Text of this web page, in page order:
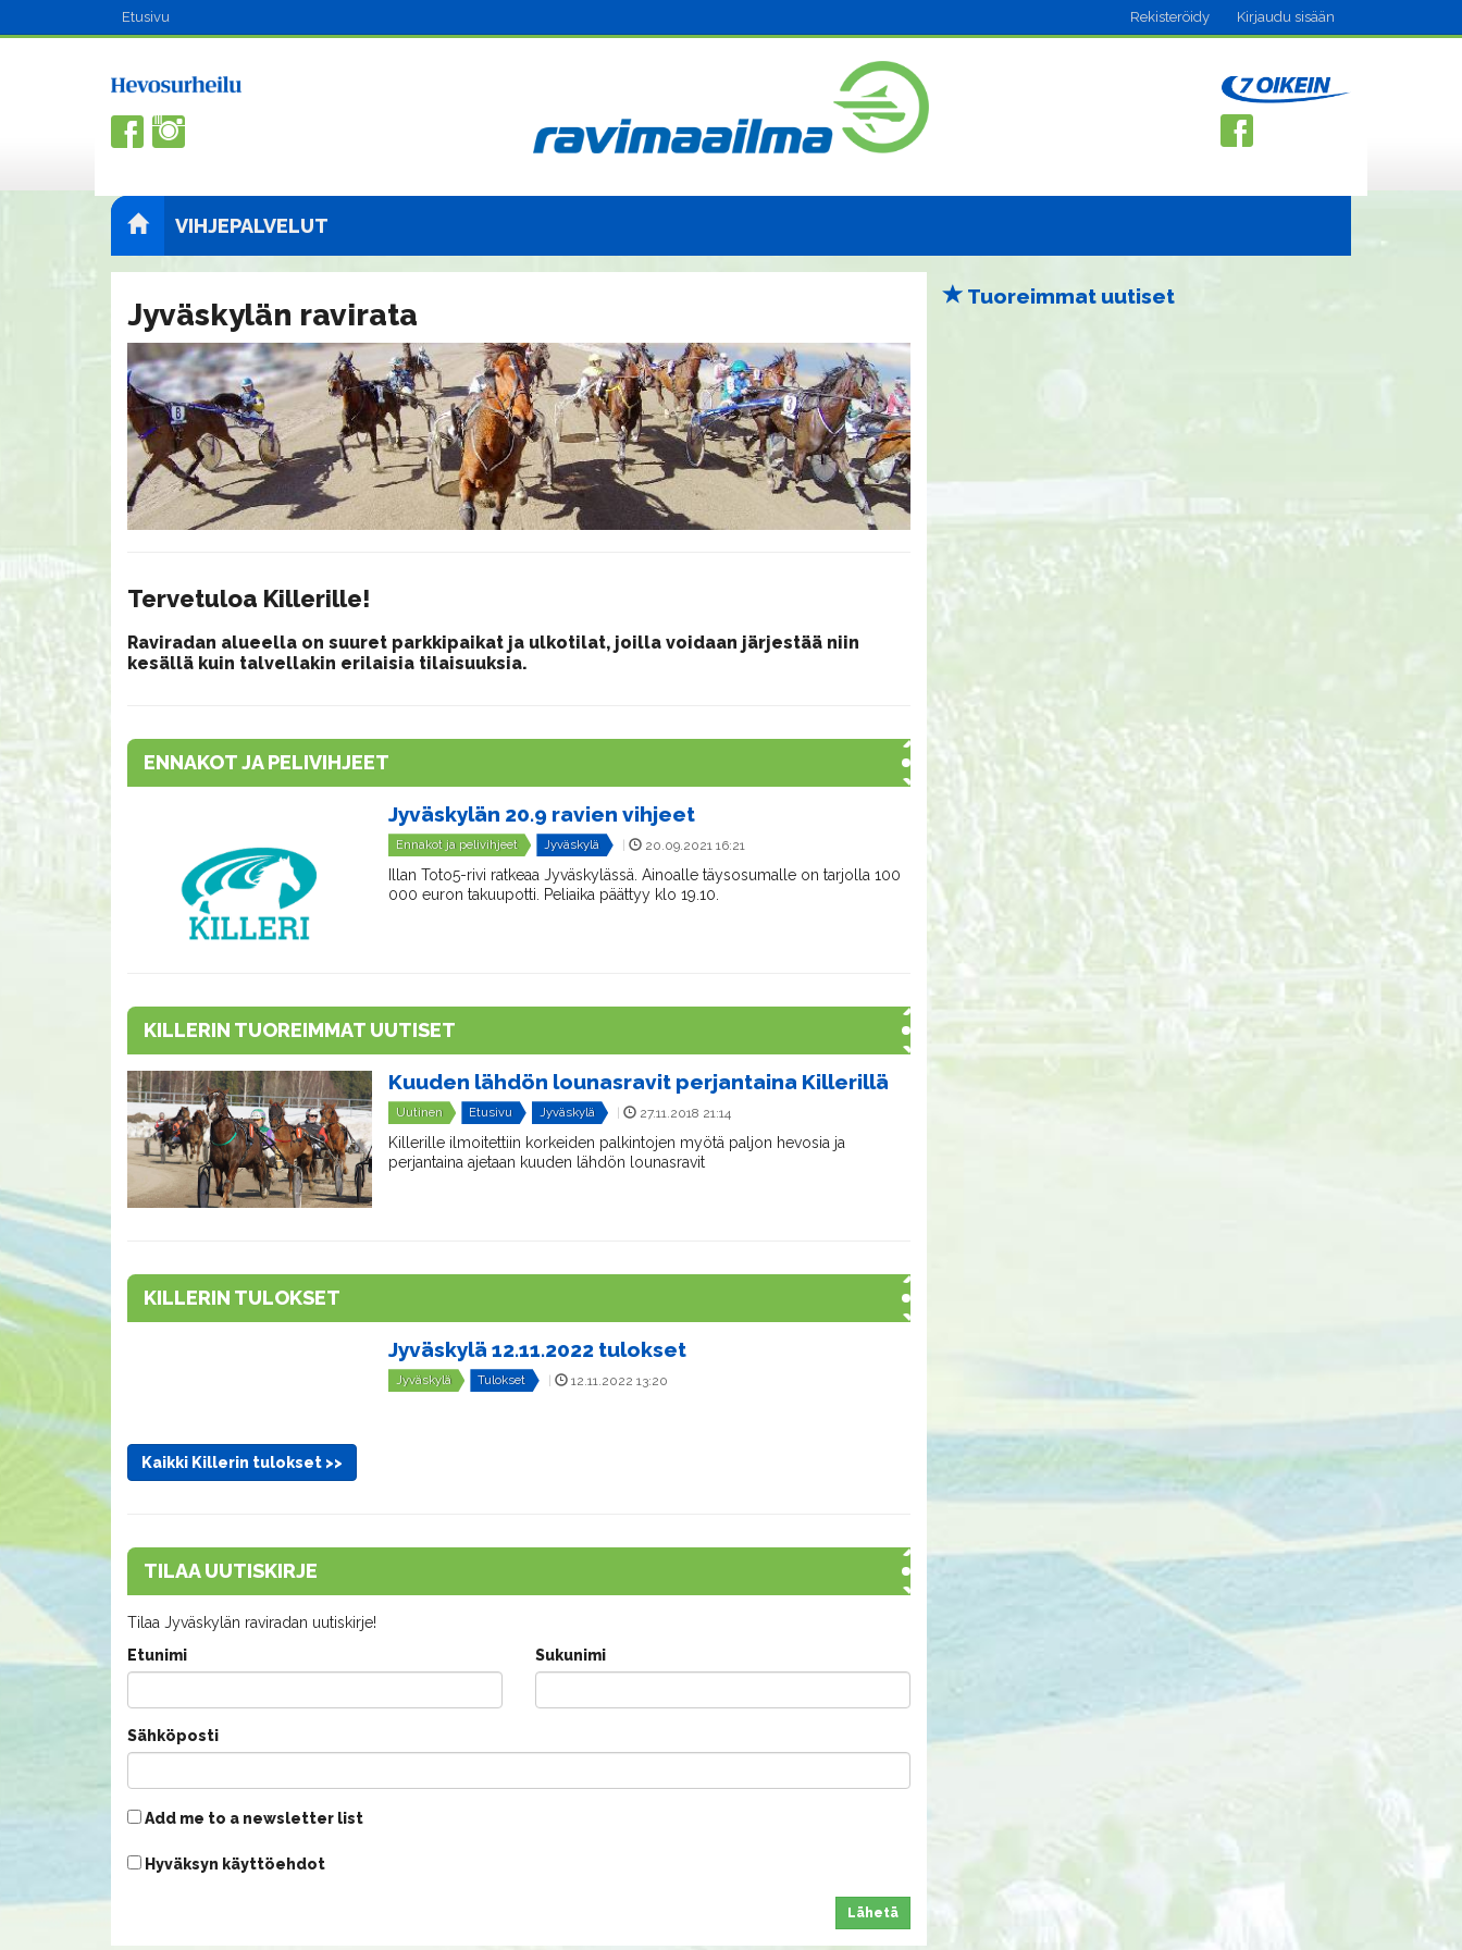
Etusivu Rekisteröidy Kirjaudu sisään
VIHJEPALVELUT
Jyväskylän ravirata
Tervetuloa Killerille!
Raviradan alueella on suuret parkkipaikat ja ulkotilat, joilla voidaan järjestää niin
kesällä kuin talvellakin erilaisia tilaisuuksia.
ENNAKOT JA PELIVIHJEET
Jyväskylän 20.9 ravien vihjeet
Ennakot ja pelivihjeet Jyväskylä 20.09.2021 16:21
Illan Toto5-rivi ratkeaa Jyväskylässä. Ainoalle täysosumalle on tarjolla 100
000 euron takuupotti. Peliaika päättyy klo 19.10.
KILLERIN TUOREIMMAT UUTISET
Kuuden lähdön lounasravit perjantaina Killerillä
Uutinen Etusivu Jyväskylä | 27.11.2018 21:14
Killerille ilmoitettiin korkeiden palkintojen myötä paljon hevosia ja
perjantaina ajetaan kuuden lähdön lounasravit
KILLERIN TULOKSET
Jyväskylä 12.11.2022 tulokset
Jyväskylä Tulokset 12.11.2022 13:20
Kaikki Killerin tulokset >>
TILAA UUTISKIRJE
Tilaa Jyväskylän raviradan uutiskirje!
Etunimi
Sukunimi
Sähköposti
Add me to a newsletter list
Hyväksyn käyttöehdot
Lähetä
Tuoreimmat uutiset